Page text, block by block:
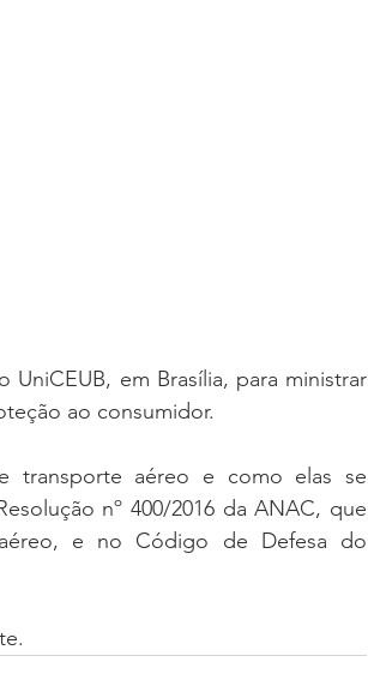
em Brasília, para ministrar
ao consumidor.
transporte aéreo e como elas se
nº 400/2016 da ANAC, que
e no Código de Defesa do